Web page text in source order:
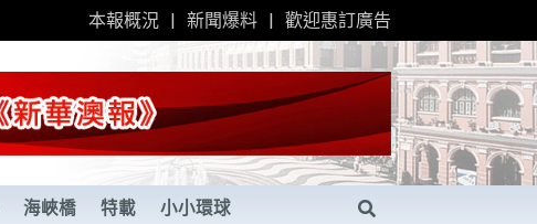
本報概況 新聞爆料 歡迎惠訂廣告
海峽橋 特載 小小環球